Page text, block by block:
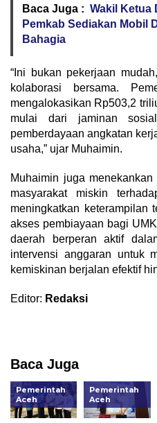
Baca Juga : Wakil Ketua
Pemkab Sediakan Mobil
Bahagia
“Ini bukan pekerjaan
kolaborasi bersama.
mengalokasikan Rp503,2
mulai dari jaminan
pemberdayaan angkatan
usaha,” ujar Muhaimin.
Muhaimin juga
masyarakat miskin
meningkatkan keterampilan
akses pembiayaan bagi
daerah berperan aktif
intervensi anggaran untuk
kemiskinan berjalan efektif
Editor: Redaksi
Baca Juga
Pemerintah
Aceh
Pemerintah
Aceh